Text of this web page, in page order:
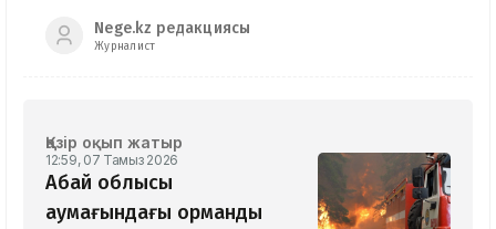
Nege.kz редакциясы
Журналист
Қазір оқып жатыр
12:59, 07 Тамыз 2026
Абай облысы
аумағындағы орманды